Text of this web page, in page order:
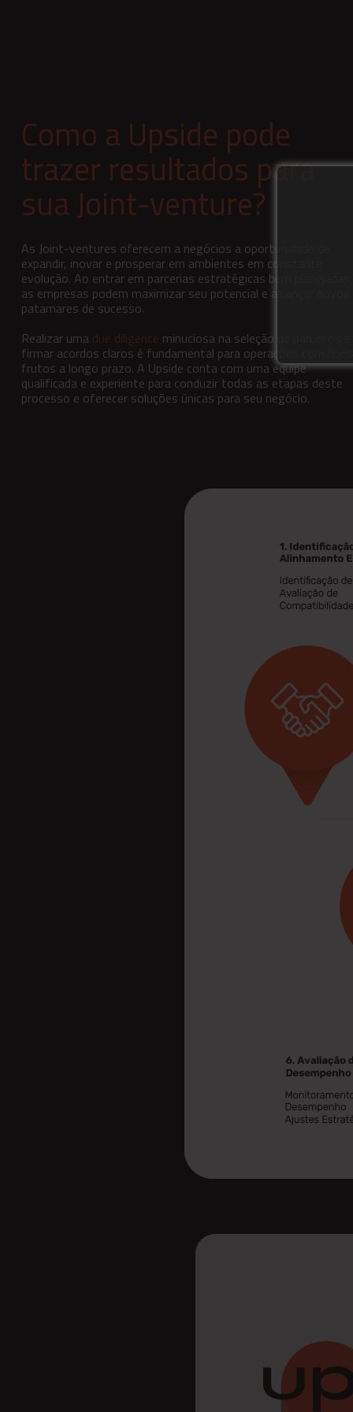
Como a Upside pode
trazer resultados para
sua Joint-venture?
As Joint-ventures oferecem a negócios a oportunidade de
expandir, inovar e prosperar em ambientes em constante
evolução. Ao entrar em parcerias estratégicas bem planejadas,
as empresas podem maximizar seu potencial e alcançar novos
patamares de sucesso.
Realizar uma due diligence minuciosa na seleção de parceiros e
firmar acordos claros é fundamental para operações com bons
frutos a longo prazo. A Upside conta com uma equipe
qualificada e experiente para conduzir todas as etapas deste
processo e oferecer soluções únicas para seu negócio.